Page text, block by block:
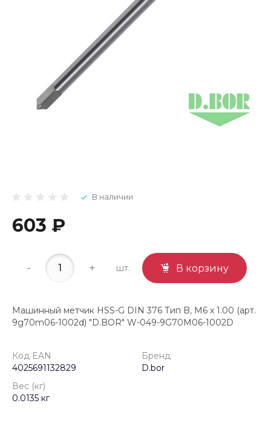
В наличии
603 ₽
- + шт. В корзину
Машинный метчик HSS-G DIN 376 Тип B, M6 x 1.00 (арт.
9g70m06-1002d) "D.BOR" W-049-9G70M06-1002D
Код EAN
4025691132829
Бренд
D.bor
Вес (кг)
0.0135 кг